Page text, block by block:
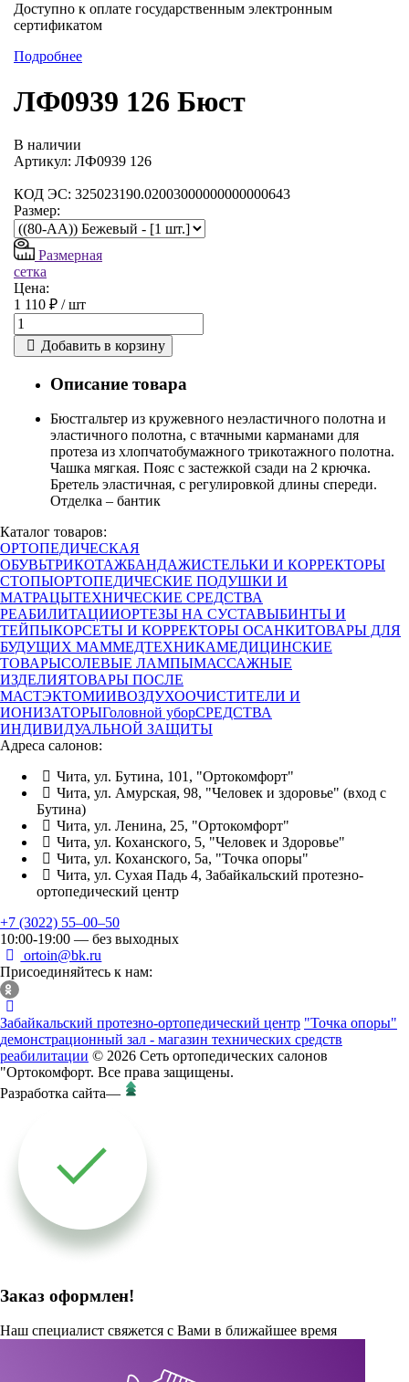
Доступно к оплате государственным электронным
сертификатом
Подробнее
ЛФ0939 126 Бюст
В наличии
Артикул: ЛФ0939 126
КОД ЭС: 325023190.02003000000000000643
Размер:
Размерная
сетка
Цена:
1 110 ₽ /шт
Добавить в корзину
Описание товара
Бюстгальтер из кружевного неэластичного полотна и
эластичного полотна, с втачными карманами для
протеза из хлопчатобумажного трикотажного полотна.
Чашка мягкая. Пояс с застежкой сзади на 2 крючка.
Бретель эластичная, с регулировкой длины спереди.
Отделка – бантик
Каталог товаров:
ОРТОПЕДИЧЕСКАЯ
ОБУВЬТРИКОТАЖБАНДАЖИСТЕЛЬКИ И КОРРЕКТОРЫ
СТОПЫОРТОПЕДИЧЕСКИЕ ПОДУШКИ И
МАТРАЦЫТЕХНИЧЕСКИЕ СРЕДСТВА
РЕАБИЛИТАЦИИОРТЕЗЫ НА СУСТАВЫБИНТЫ И
ТЕЙПЫКОРСЕТЫ И КОРРЕКТОРЫ ОСАНКИТОВАРЫ ДЛЯ
БУДУЩИХ МАММЕДТЕХНИКАМЕДИЦИНСКИЕ
ТОВАРЫСОЛЕВЫЕ ЛАМПЫМАССАЖНЫЕ
ИЗДЕЛИЯТОВАРЫ ПОСЛЕ
МАСТЭКТОМИИВОЗДУХООЧИСТИТЕЛИ И
ИОНИЗАТОРЫГоловной уборСРЕДСТВА
ИНДИВИДУАЛЬНОЙ ЗАЩИТЫ
Адреса салонов:
Чита, ул. Бутина, 101, "Ортокомфорт"
Чита, ул. Амурская, 98, "Человек и здоровье" (вход с
Бутина)
Чита, ул. Ленина, 25, "Ортокомфорт"
Чита, ул. Коханского, 5, "Человек и Здоровье"
Чита, ул. Коханского, 5а, "Точка опоры"
Чита, ул. Сухая Падь 4, Забайкальский протезно-
ортопедический центр
+7 (3022) 55‒00‒50
10:00-19:00 — без выходных
ortoin@bk.ru
Присоединяйтесь к нам:
Забайкальский протезно-ортопедический центр "Точка опоры"
демонстрационный зал - магазин технических средств
реабилитации © 2026 Сеть ортопедических салонов
"Ортокомфорт. Все права защищены.
Разработка сайта—
Заказ оформлен!
Наш специалист свяжется с Вами в ближайшее время